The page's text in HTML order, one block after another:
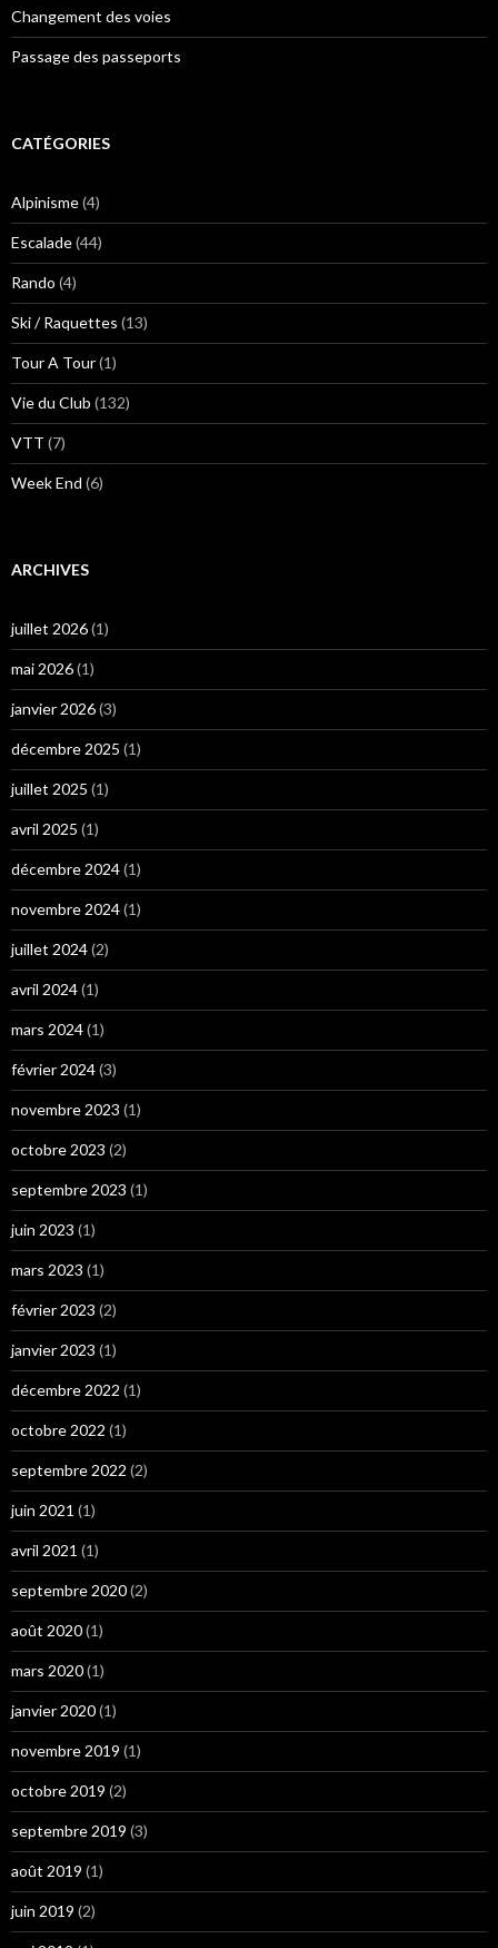
Changement des voies
Passage des passeports
CATÉGORIES
Alpinisme(4)
Escalade(44)
Rando (4)
Ski / Raquettes (13)
Tour A Tour(1)
Vie du Club (132)
VTT (7)
Week End (6)
ARCHIVES
juillet 2026(1)
mai 2026(1)
janvier 2026(3)
décembre 2025 (1)
juillet 2025 (1)
avril 2025 (1)
décembre 2024(1)
novembre 2024(1)
juillet 2024(2)
avril 2024(1)
mars 2024(1)
février 2024(3)
novembre 2023 (1)
octobre 2023 (2)
septembre 2023 (1)
juin 2023 (1)
mars 2023 (1)
février 2023 (2)
janvier 2023 (1)
décembre 2022 (1)
octobre 2022 (1)
septembre 2022 (2)
juin 2021 (1)
avril 2021 (1)
septembre 2020(2)
août 2020(1)
mars 2020(1)
janvier 2020(1)
novembre 2019 (1)
octobre 2019 (2)
septembre 2019 (3)
août 2019 (1)
juin 2019 (2)